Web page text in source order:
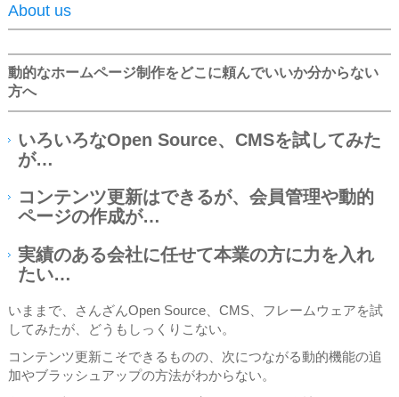
About us
動的なホームページ制作をどこに頼んでいいか分からない
方へ
いろいろなOpen Source、CMSを試してみた
が…
コンテンツ更新はできるが、会員管理や動的
ページの作成が…
実績のある会社に任せて本業の方に力を入れ
たい…
いままで、さんざんOpen Source、CMS、フレームウェアを試
してみたが、どうもしっくりこない。
コンテンツ更新こそできるものの、次につながる動的機能の追
加やブラッシュアップの方法がわからない。